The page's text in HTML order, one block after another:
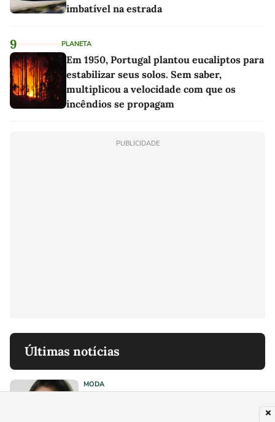
imbatível na estrada
9 PLANETA
Em 1950, Portugal plantou eucaliptos para
estabilizar seus solos. Sem saber,
multiplicou a velocidade com que os
incêndios se propagam
PUBLICIDADE
Últimas notícias
MODA